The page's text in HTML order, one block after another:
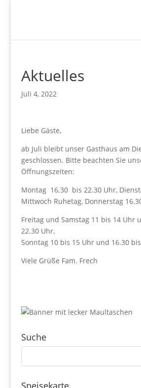
Aktuelles
Juli 4, 2022
Liebe Gäste,
ab Juli bleibt unser Gasthaus am
geschlossen. Bitte beachten Sie
Öffnungszeiten:
Montag 16.30 bis 22.30 Uhr,
Mittwoch Ruhetag, Donnerstag
Freitag und Samstag 11 bis 14 Uhr
22.30 Uhr,
Sonntag 10 bis 15 Uhr und 16.30
Viele Grüße Fam. Frech
Suche
Speisekarte